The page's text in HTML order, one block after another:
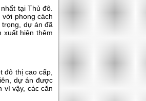
tại Thủ đô.
phong cách
dự án đã
xuất hiện thêm
đô thị cao cấp,
dự án được
vì vậy, các căn